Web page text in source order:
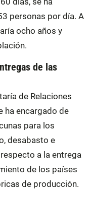
personas por día. A
ocho años y
de las
de Relaciones
ha encargado de
para los
desabasto e
a la entrega
de los países
de producción.